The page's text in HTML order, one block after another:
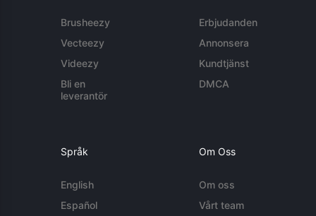
Brusheezy
Vecteezy
Videezy
Bli en
leverantör
Erbjudanden
Annonsera
Kundtjänst
DMCA
Språk
English
Español
Om Oss
Om oss
Vårt team